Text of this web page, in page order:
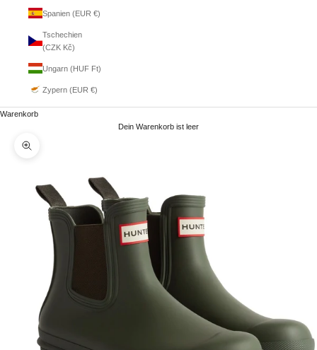
Spanien (EUR €)
Tschechien
(CZK Kč)
Ungarn (HUF Ft)
Zypern (EUR €)
Warenkorb
Dein Warenkorb ist leer
Bild vergrößern